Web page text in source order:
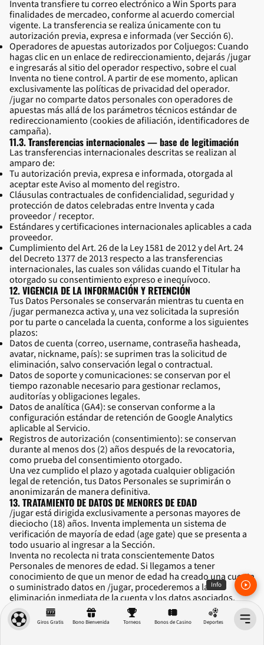
Info
Inventa transfiere tu correo electrónico a Win Sports para
finalidades de mercadeo, conforme al acuerdo comercial
vigente. La transferencia se realiza únicamente con tu
autorización previa, expresa e informada (ver Sección 6).
Operadores de apuestas autorizados por Coljuegos: Cuando
hagas clic en un enlace de redireccionamiento, dejarás /jugar
e ingresarás al sitio del operador respectivo, sobre el cual
Inventa no tiene control. A partir de ese momento, aplican
exclusivamente las políticas de privacidad del operador.
/jugar no comparte datos personales con operadores de
apuestas más allá de los parámetros técnicos estándar de
redireccionamiento (cookies de afiliación, identificadores de
campaña).
11.3. Transferencias internacionales — base de legitimación
Las transferencias internacionales descritas se realizan al
amparo de:
Tu autorización previa, expresa e informada, otorgada al
aceptar este Aviso al momento del registro.
Cláusulas contractuales de confidencialidad, seguridad y
protección de datos celebradas entre Inventa y cada
proveedor / receptor.
Estándares y certificaciones internacionales aplicables a cada
proveedor.
Cumplimiento del Art. 26 de la Ley 1581 de 2012 y del Art. 24
del Decreto 1377 de 2013 respecto a las transferencias
internacionales, las cuales son válidas cuando el Titular ha
otorgado su consentimiento expreso e inequívoco.
12. VIGENCIA DE LA INFORMACIÓN Y RETENCIÓN
Tus Datos Personales se conservarán mientras tu cuenta en
/jugar permanezca activa y, una vez solicitada la supresión
por tu parte o cancelada la cuenta, conforme a los siguientes
plazos:
Datos de cuenta (correo, username, contraseña hasheada,
avatar, nickname, país): se suprimen tras la solicitud de
eliminación, salvo conservación legal o contractual.
Datos de soporte y comunicaciones: se conservan por el
tiempo razonable necesario para gestionar reclamos,
auditorías y obligaciones legales.
Datos de analítica (GA4): se conservan conforme a la
configuración estándar de retención de Google Analytics
aplicable al Servicio.
Registros de autorización (consentimiento): se conservan
durante al menos dos (2) años después de la revocatoria,
como prueba del consentimiento otorgado.
Una vez cumplido el plazo y agotada cualquier obligación
legal de retención, tus Datos Personales se suprimirán o
anonimizarán de manera definitiva.
13. TRATAMIENTO DE DATOS DE MENORES DE EDAD
/jugar está dirigida exclusivamente a personas mayores de
dieciocho (18) años. Inventa implementa un sistema de
verificación de mayoría de edad (age gate) que se presenta a
todo usuario al ingresar a la Sección.
Inventa no recolecta ni trata conscientemente Datos
Personales de menores de edad. Si llegamos a tener
conocimiento de que un menor de edad ha creado una cuenta
o suministrado datos en /jugar, procederemos a la
eliminación inmediata de la cuenta y los datos asociados.
Si eres padre, madre o representante legal y sospechas que
un menor a tu cargo ha proporcionado datos en /jugar,
puedes comunicarte a través de los canales indicados en la
Giros Gratis Bono Bienvenida Torneos Bonos de Casino Deportes